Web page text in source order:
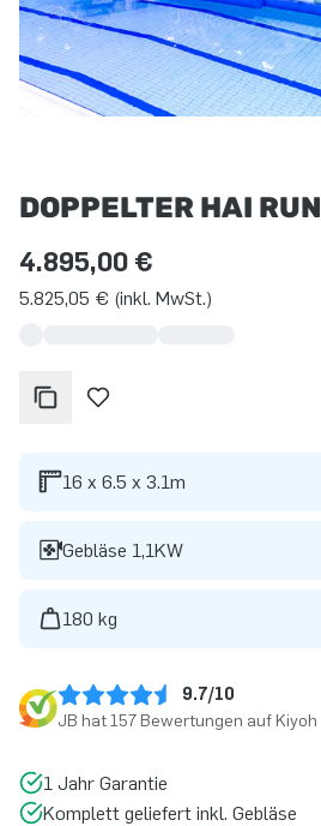
DOPPELTER HAI RUN
4.895,00 €
5.825,05 € (inkl. MwSt.)
16 x 6.5 x 3.1m
Gebläse 1,1KW
180 kg
9.7/10
JB hat 157 Bewertungen auf Kiyoh
1 Jahr Garantie
Komplett geliefert inkl. Gebläse